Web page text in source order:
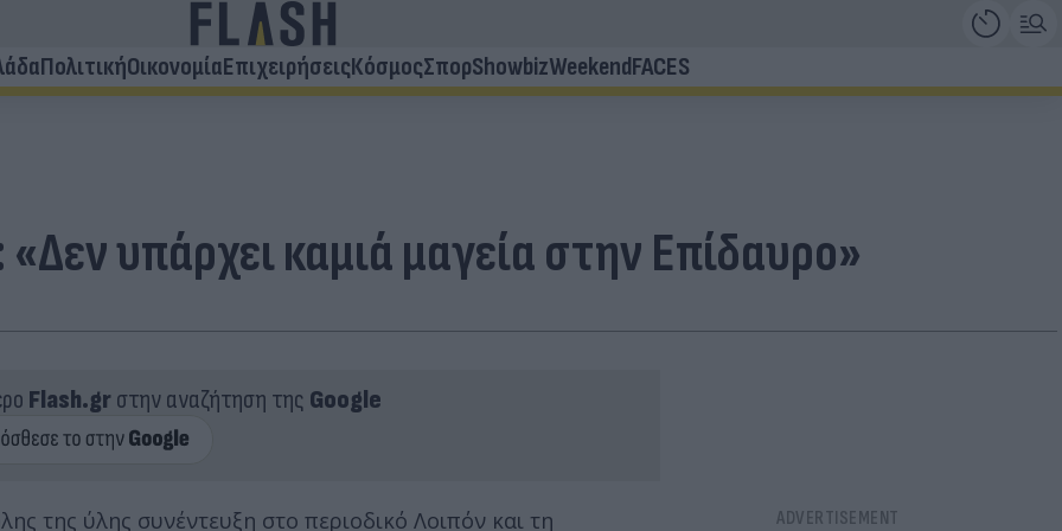
ΠολιτικήΟικονομίαΕπιχειρήσειςΚόσμοςΣπορShowbizWeekendFACES
υπάρχει καμιά μαγεία στην Επίδαυρο»
Flash.grστην αναζήτηση της Google
της ύλης συνέντευξη στο περιοδικό Λοιπόν και τη